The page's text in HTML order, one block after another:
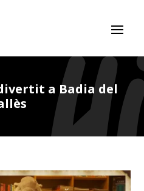
a Badia del